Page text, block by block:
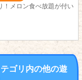
！メロン食べ放題が付い
ゴリ内の他の遊